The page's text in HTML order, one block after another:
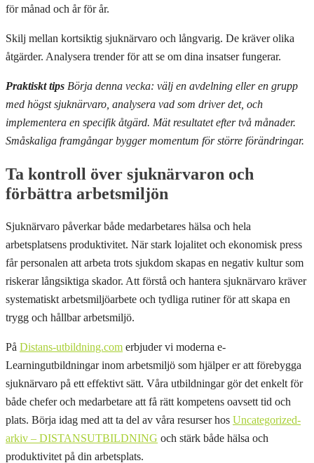
för månad och år för år.
Skilj mellan kortsiktig sjuknärvaro och långvarig. De kräver olika
åtgärder. Analysera trender för att se om dina insatser fungerar.
Praktiskt tips Börja denna vecka: välj en avdelning eller en grupp
med högst sjuknärvaro, analysera vad som driver det, och
implementera en specifik åtgärd. Mät resultatet efter två månader.
Småskaliga framgångar bygger momentum för större förändringar.
Ta kontroll över sjuknärvaron och
förbättra arbetsmiljön
Sjuknärvaro påverkar både medarbetares hälsa och hela
arbetsplatsens produktivitet. När stark lojalitet och ekonomisk press
får personalen att arbeta trots sjukdom skapas en negativ kultur som
riskerar långsiktiga skador. Att förstå och hantera sjuknärvaro kräver
systematiskt arbetsmiljöarbete och tydliga rutiner för att skapa en
trygg och hållbar arbetsmiljö.
På Distans-utbildning.com erbjuder vi moderna e-
Learningutbildningar inom arbetsmiljö som hjälper er att förebygga
sjuknärvaro på ett effektivt sätt. Våra utbildningar gör det enkelt för
både chefer och medarbetare att få rätt kompetens oavsett tid och
plats. Börja idag med att ta del av våra resurser hos Uncategorized-
arkiv – DISTANSUTBILDNING och stärk både hälsa och
produktivitet på din arbetsplats.